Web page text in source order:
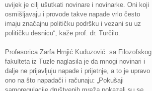
uvijek je cilj ušutkati novinare i novinarke. Oni koji
osmišljavaju i provode takve napade vrlo često
imaju značajnu političku podršku i vezani su uz
političku desnicu“, kaže prof. dr. Turčilo.
Profesorica Zarfa Hrnjić Kuduzović sa Filozofskog
fakulteta iz Tuzle naglasila je da mnogi novinari i
dalje ne prijavljuju napade i prijetnje, a to je upravo
ono na što napadači i računaju: „Pokušaji